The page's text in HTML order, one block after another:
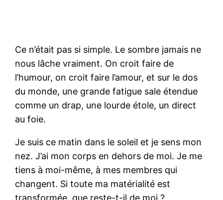
Ce n’était pas si simple. Le sombre jamais ne
nous lâche vraiment. On croit faire de
l’humour, on croit faire l’amour, et sur le dos
du monde, une grande fatigue sale étendue
comme un drap, une lourde étole, un direct
au foie.
Je suis ce matin dans le soleil et je sens mon
nez. J’ai mon corps en dehors de moi. Je me
tiens à moi-même, à mes membres qui
changent. Si toute ma matérialité est